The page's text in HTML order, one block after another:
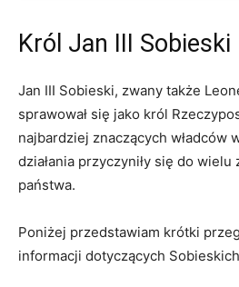
Król‌ Jan III Sobieski
Jan ⁤III Sobieski, zwany także
sprawował ⁤się jako król
najbardziej ⁤znaczących​ władców
działania​ przyczyniły ⁣się do
państwa.
Poniżej przedstawiam krótki
informacji dotyczących